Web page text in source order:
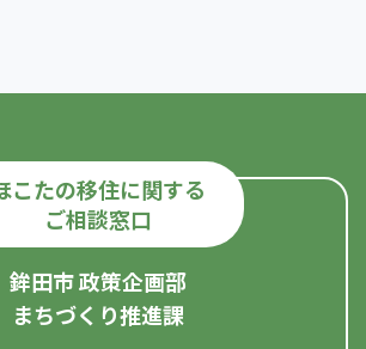
こたの移住に関する
ご相談窓口
鉾田市 政策企画部
まちづくり推進課